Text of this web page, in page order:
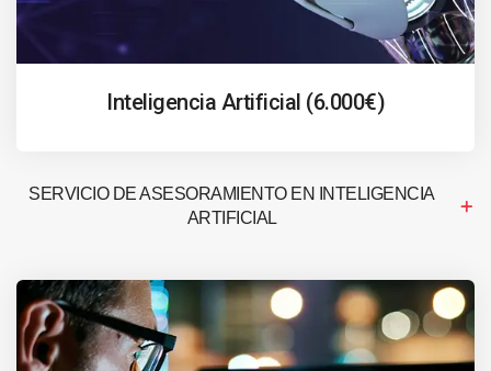
Inteligencia Artificial (6.000€)
SERVICIO DE ASESORAMIENTO EN INTELIGENCIA
ARTIFICIAL